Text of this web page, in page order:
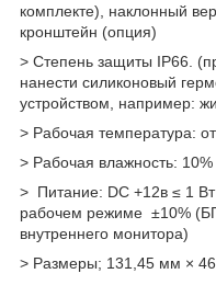
комплекте), наклонный
кронштейн (опция)
> Степень защиты IP66.
нанести силиконовый
устройством, например:
> Рабочая температура:
> Рабочая влажность:
> Питание: DC +12в ≤ 1
рабочем режиме ±10%
внутреннего монитора)
> Размеры; 131,45 мм ×